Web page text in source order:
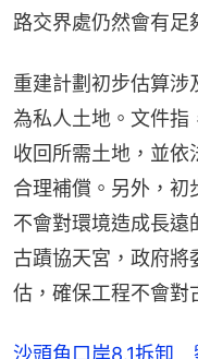
路交界處仍然會有足
重建計劃初步估算涉
為私人土地。文件指
收回所需土地，並依
合理補償。另外，初
不會對環境造成長遠
古蹟協天宮，政府將
估，確保工程不會對
沙頭角口岸8.1拆卸